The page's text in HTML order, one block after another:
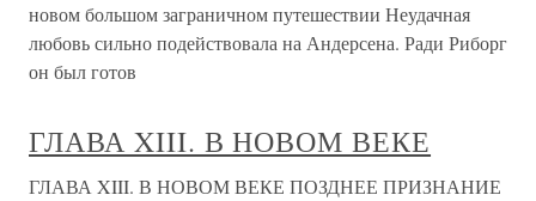
новом большом заграничном путешествии Неудачная
любовь сильно подействовала на Андерсена. Ради Риборг
он был готов
ГЛАВА XIII. В НОВОМ ВЕКЕ
ГЛАВА XIII. В НОВОМ ВЕКЕ ПОЗДНЕЕ ПРИЗНАНИЕ